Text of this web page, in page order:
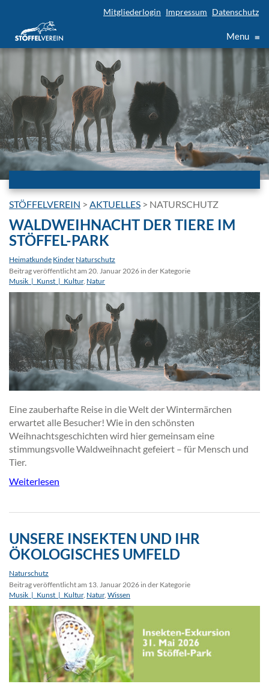
Mitgliederlogin Impressum Datenschutz
Menu ≡
STÖFFELVEREIN > AKTUELLES > NATURSCHUTZ
WALDWEIHNACHT DER TIERE IM
STÖFFEL-PARK
Heimatkunde Kinder Naturschutz
Beitrag veröffentlicht am 20. Januar 2026 in der Kategorie
Musik_|_Kunst_|_Kultur, Natur
Eine zauberhafte Reise in die Welt der Wintermärchen
erwartet alle Besucher! Wie in den schönsten
Weihnachtsgeschichten wird hier gemeinsam eine
stimmungsvolle Waldweihnacht gefeiert – für Mensch und
Tier.
Weiterlesen
UNSERE INSEKTEN UND IHR
ÖKOLOGISCHES UMFELD
Naturschutz
Beitrag veröffentlicht am 13. Januar 2026 in der Kategorie
Musik_|_Kunst_|_Kultur, Natur, Wissen